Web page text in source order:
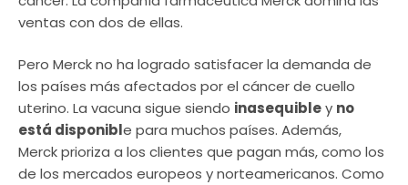
ventas con dos de ellas.
Pero Merck no ha logrado satisfacer la demanda de
los países más afectados por el cáncer de cuello
uterino. La vacuna sigue siendo inasequibley no
está disponible para muchos países. Además,
Merck prioriza a los clientes que pagan más, como los
de los mercados europeos y norteamericanos. Como